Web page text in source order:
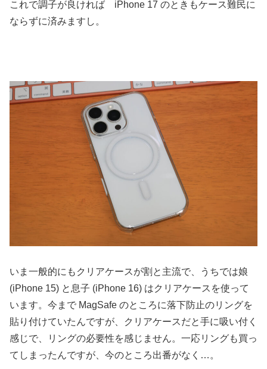
これで調子が良ければ iPhone 17 のときもケース難民に
ならずに済みますし。
いま一般的にもクリアケースが割と主流で、うちでは娘
(iPhone 15) と息子 (iPhone 16) はクリアケースを使って
います。今まで MagSafe のところに落下防止のリングを
貼り付けていたんですが、クリアケースだと手に吸い付く
感じで、リングの必要性を感じません。一応リングも買っ
てしまったんですが、今のところ出番がなく…。